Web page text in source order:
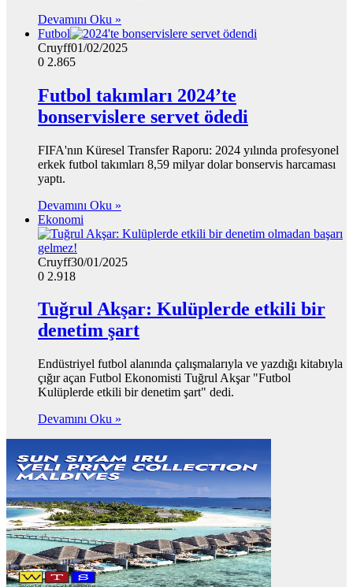
Devamını Oku »
Futbol
Cruyff01/02/2025
0 2.865
Futbol takımları 2024’te
bonservislere servet ödedi
FIFA'nın Küresel Transfer Raporu: 2024 yılında profesyonel
erkek futbol takımları 8,59 milyar dolar bonservis harcaması
yaptı.
Devamını Oku »
Ekonomi
Cruyff30/01/2025
0 2.918
Tuğrul Akşar: Kulüplerde etkili bir
denetim şart
Endüstriyel futbol alanında çalışmalarıyla ve yazdığı kitabıyla
çığır açan Futbol Ekonomisti Tuğrul Akşar "Futbol
Kulüplerde etkili bir denetim şart" dedi.
Devamını Oku »